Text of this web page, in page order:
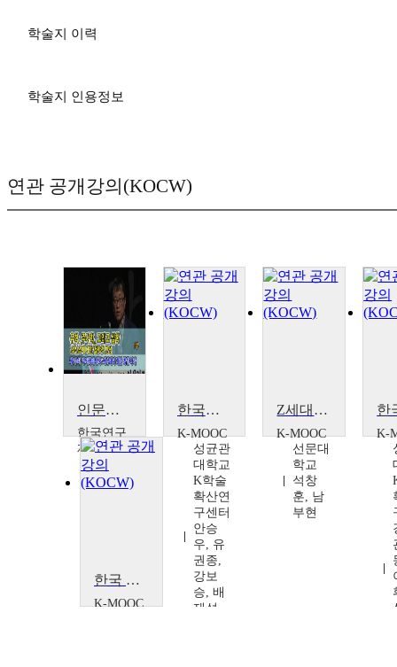
학술지 이력
학술지 인용정보
연관 공개강의(KOCW)
인문학 강좌_유학, 주자학, 그리고 실학 : 조선조에 대한 철학적 반성
한국연구
재단
최진덕
한국유학의 도설
K-MOOC
성균관
대학교
K학술
확산연
구센터
안승
우, 유
권종,
강보
승, 배
제성,
Z세대 예비유학생을 위한 한국유학(K-Study) 지원
K-MOOC
선문대
학교
석창
훈, 남
부현
K-
한국 유학의 논쟁
K-MOOC